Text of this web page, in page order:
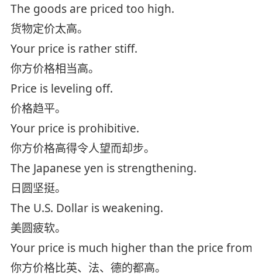
The goods are priced too high.
货物定价太高。
Your price is rather stiff.
你方价格相当高。
Price is leveling off.
价格趋平。
Your price is prohibitive.
你方价格高得令人望而却步。
The Japanese yen is strengthening.
日圆坚挺。
The U.S. Dollar is weakening.
美圆疲软。
Your price is much higher than the price from
你方价格比英、法、德的都高。